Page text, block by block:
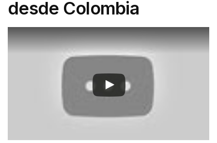
desde Colombia